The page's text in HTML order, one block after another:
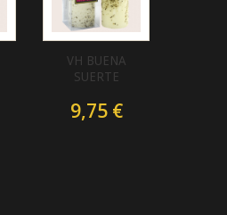
VH BUENA
SUERTE
9,75 €